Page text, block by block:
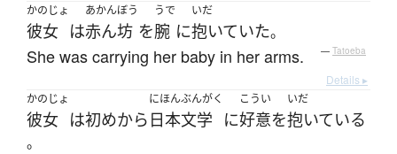
かのじょ
彼女 は
あかんぼう
赤ん坊 を
うで
腕 に
いだ
抱いていた。
She was carrying her baby in her arms. — Tatoeba
Details ▸
かのじょ
彼女 は初めから
にほんぶんがく
日本文学 に
こうい
好意を
いだ
抱いている
。